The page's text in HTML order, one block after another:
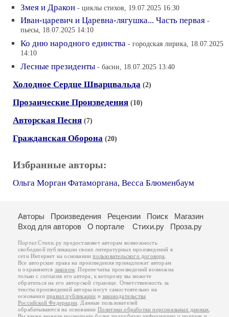
Змея и Дракон - циклы стихов, 19.07.2025 16:30
Иван-царевич и Царевна-лягушка... Часть первая -
пьесы, 18.07.2025 14:10
Ко дню народного единства - городская лирика, 18.07.2025
14:10
Лесные президенты - басни, 18.07.2025 13:40
Холодное Сердце Шварцвальда (2)
Прозаические Произведения (10)
Авторская Песня (7)
Гражданская Оборона (20)
Избранные авторы:
Ольга Морган Фатаморгана, Весса Блюменбаум
Авторы Произведения Рецензии Поиск
Магазин
Вход для авторов
О портале Стихи.ру Проза.ру
Портал Стихи.ру предоставляет авторам возможность
свободной публикации своих литературных произведений в
сети Интернет на основаниипользовательского договора
Все авторские права на произведения принадлежат авторам
и охраняются законом . Перепечатка произведений возможна
только с согласия его автора, к которому вы можете
обратиться на его авторской странице. Ответственность за
тексты произведений авторы несут самостоятельно на
основанииправил публикации изаконодательства
Российской Федерации . Данные пользователей
обрабатываются на основании Политики обработки персональных данных